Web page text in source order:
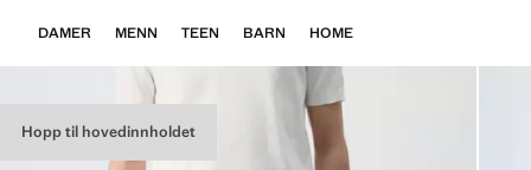
Hopp til hovedinnholdet
DAMER MENN TEEN BARN HOME